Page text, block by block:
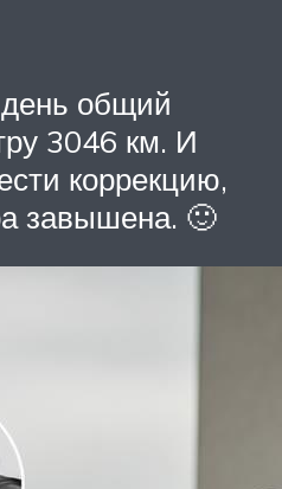
общий
3046 км. И
коррекцию,
завышена. 🙂